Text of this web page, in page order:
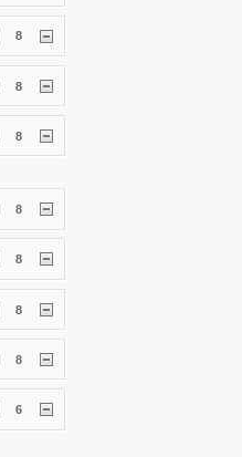
8
8
8
8
8
8
8
6